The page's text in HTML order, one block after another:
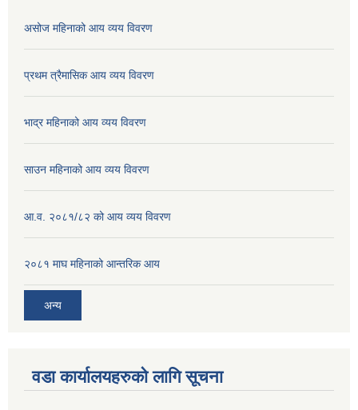
असोज महिनाको आय व्यय विवरण
प्रथम त्रैमासिक आय व्यय विवरण
भाद्र महिनाको आय व्यय विवरण
साउन महिनाको आय व्यय विवरण
आ.व. २०८१/८२ को आय व्यय विवरण
२०८१ माघ महिनाको आन्तरिक आय
अन्य
वडा कार्यालयहरुको लागि सूचना